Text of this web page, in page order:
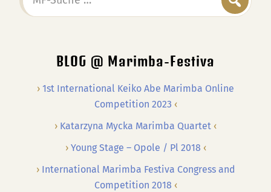
Suche
BLOG @ Marimba-Festiva
1st International Keiko Abe Marimba Online
Competition 2023
Katarzyna Mycka Marimba Quartet
Young Stage – Opole / Pl 2018
International Marimba Festiva Congress and
Competition 2018